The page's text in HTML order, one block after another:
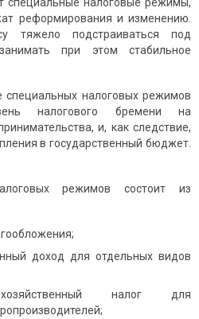
реформирования и изменению.
тяжело подстраиваться под
при этом стабильное
специальных налоговых режимов
налогового бремени на
и, как следствие,
в государственный бюджет.
режимов состоит из
доход для отдельных видов
налог для